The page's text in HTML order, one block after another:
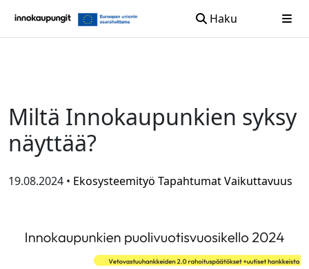
Haku
Miltä Innokaupunkien syksy
näyttää?
19.08.2024 • Ekosysteemityö TapahtumatVaikuttavuus